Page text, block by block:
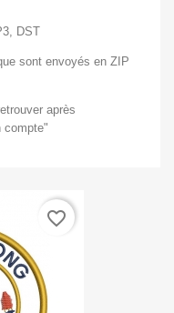
DST
sont envoyés en ZIP
après
compte"
favorite_border